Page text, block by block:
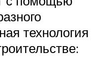
технология